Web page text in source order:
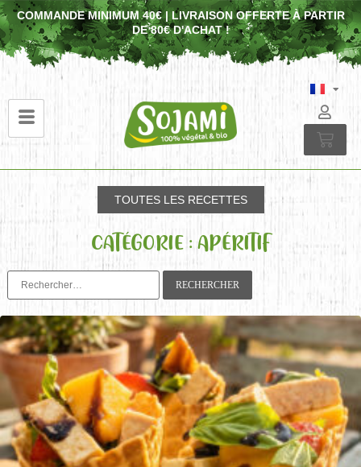
COMMANDE MINIMUM 40€ | LIVRAISON OFFERTE À PARTIR
DE 80€ D'ACHAT !
TOUTES LES RECETTES
CATÉGORIE : APÉRITIF